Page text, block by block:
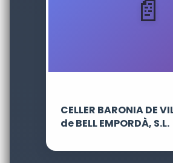
CELLER BARONIA DE
de BELL EMPORDÀ, S.L.